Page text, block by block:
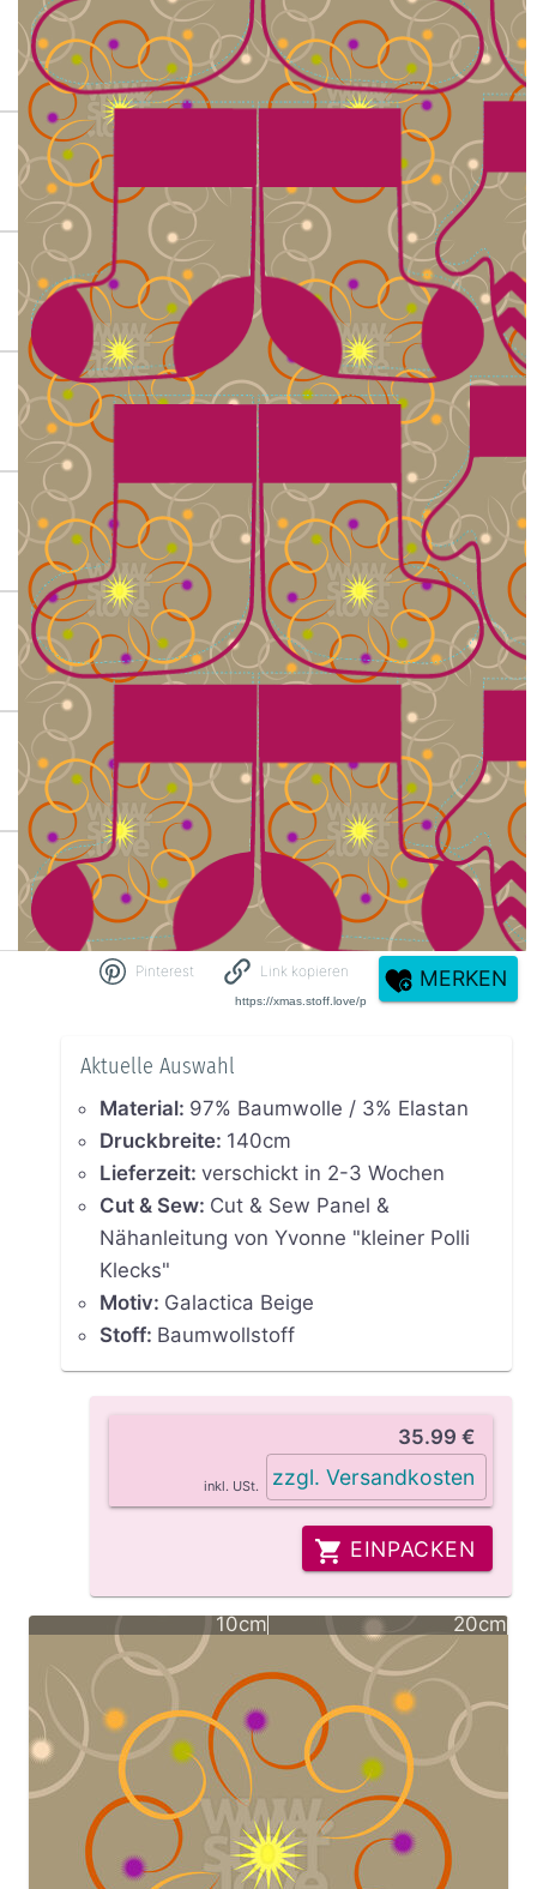
Pinterest Link kopieren MERKEN
Aktuelle Auswahl
Material: 97% Baumwolle / 3% Elastan
Druckbreite: 140cm
Lieferzeit: verschickt in 2-3 Wochen
Cut & Sew: Cut & Sew Panel &
Nähanleitung von Yvonne "kleiner Polli
Klecks"
Motiv: Galactica Beige
Stoff: Baumwollstoff
35.99 €
inkl. USt. zzgl. Versandkosten
EINPACKEN
10cm 20cm